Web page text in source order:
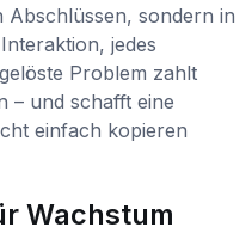
sondern in
jedes
Problem zahlt
– und schafft eine
einfach kopieren
Wachstum